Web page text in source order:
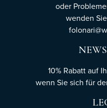
oder
wenden
10% Rabatt auf
wenn Sie sich für